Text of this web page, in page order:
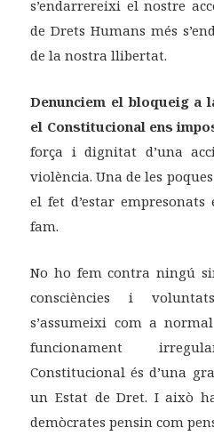
s’endarrereixi el nostre
de Drets Humans més
de la nostra llibertat.
Denunciem el bloqueig a
el Constitucional ens
força i dignitat d’una
violència. Una de les
el fet d’estar
fam.
No ho fem contra ningú
consciències i
s’assumeixi com a
funcionament
Constitucional és d’una
un Estat de Dret. I això
demòcrates pensin com